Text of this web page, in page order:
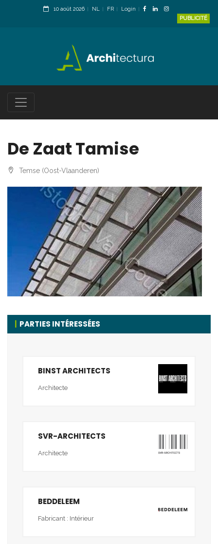
10 août 2026 NL FR
Login
PUBLICITÉ
De Zaat Tamise
Temse (Oost-Vlaanderen)
PARTIES INTÉRESSÉES
BINST ARCHITECTS
Architecte
SVR-ARCHITECTS
Architecte
BEDDELEEM
Fabricant : Intérieur